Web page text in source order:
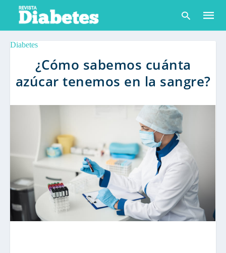
Escribe
tu
y
Diabetes
¿Cómo sabemos cuánta
azúcar tenemos en la sangre?